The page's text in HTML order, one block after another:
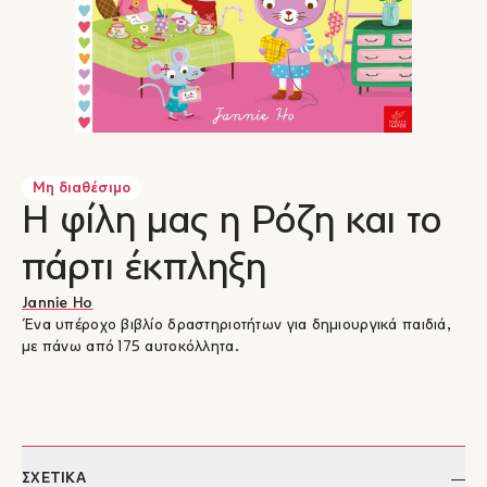
Μη διαθέσιμο
Η φίλη μας η Ρόζη και το
πάρτι έκπληξη
Jannie Ho
Ένα υπέροχο βιβλίο δραστηριοτήτων για δημιουργικά παιδιά,
με πάνω από 175 αυτοκόλλητα.
ΣΧΕΤΙΚΑ